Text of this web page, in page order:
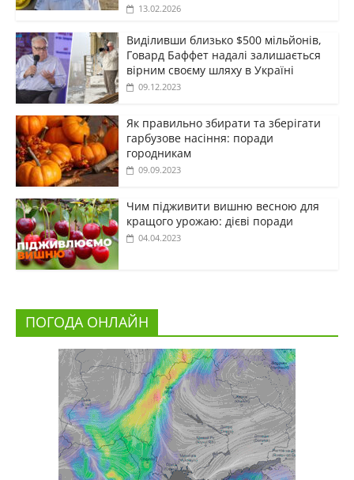
13.02.2026
Виділивши близько $500 мільйонів,
Говард Баффет надалі залишається
вірним своєму шляху в Україні
09.12.2023
Як правильно збирати та зберігати
гарбузове насіння: поради
городникам
09.09.2023
Чим підживити вишню весною для
кращого урожаю: дієві поради
04.04.2023
ПОГОДА ОНЛАЙН